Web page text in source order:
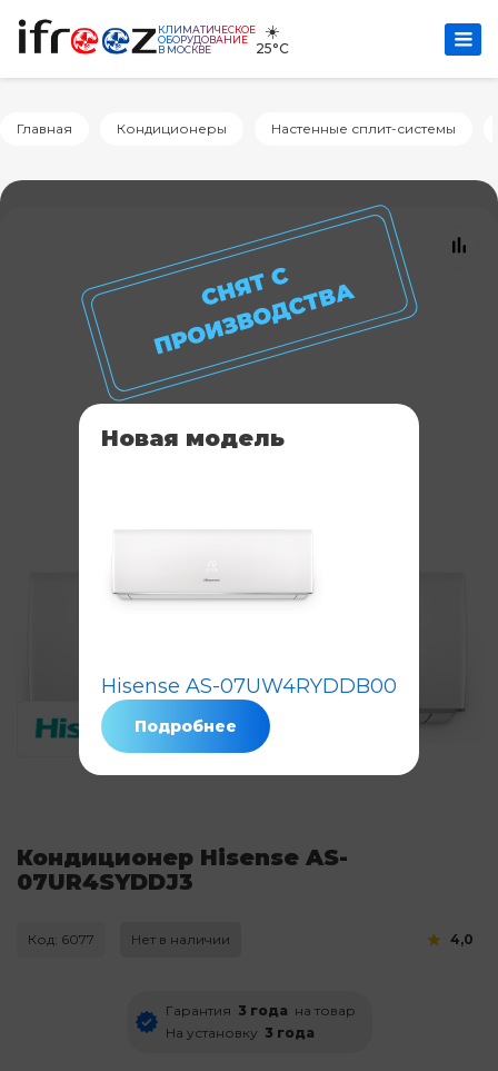
КЛИМАТИЧЕСКОЕ
ОБОРУДОВАНИЕ
В МОСКВЕ
☀️
25°C
Главная Кондиционеры Настенные сплит-системы
Кондиционер Hisense AS-
07UR4SYDDJ3
Код: 6077 Нет в наличии 4,0
Гарантия 3 года на товар
На установку 3 года
Новая модель
Hisense AS-07UW4RYDDB00
Подробнее